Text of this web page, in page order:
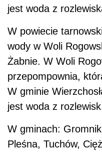
jest woda z
W powiecie
wody w Woli
Żabnie. W Woli
przepompownia,
W gminie
jest woda z
W gminach:
Pleśna, Tuchów,